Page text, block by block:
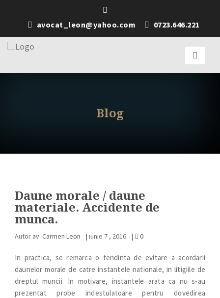
avocat_leon@yahoo.com 0723.646.221
Blog
Daune morale / daune
materiale. Accidente de
munca.
Autor av. Carmen Leon | iunie 7 , 2016 | 0
In practica, se remarca o tendinta de evitare a acordarii
daunelor morale de catre instantele nationale, in litigiile de
dreptul muncii. In motivare, instantele arata ca nu s-au
prezentat probe indestulatoare pentru dovedirea